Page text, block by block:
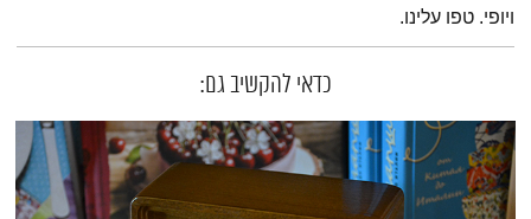
ויופי. טפו עלינו.
כדאי להקשיב גם: